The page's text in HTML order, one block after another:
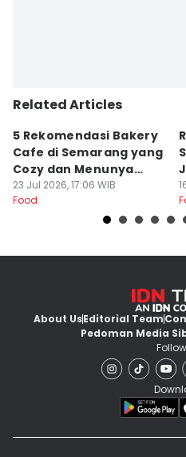
Related Articles
5 Rekomendasi Bakery
Cafe di Semarang yang
Cozy dan Menunya
Yummy
23 Jul 2026, 17:06 WIB
Food
About UsEditorial Team
Pedoman Media